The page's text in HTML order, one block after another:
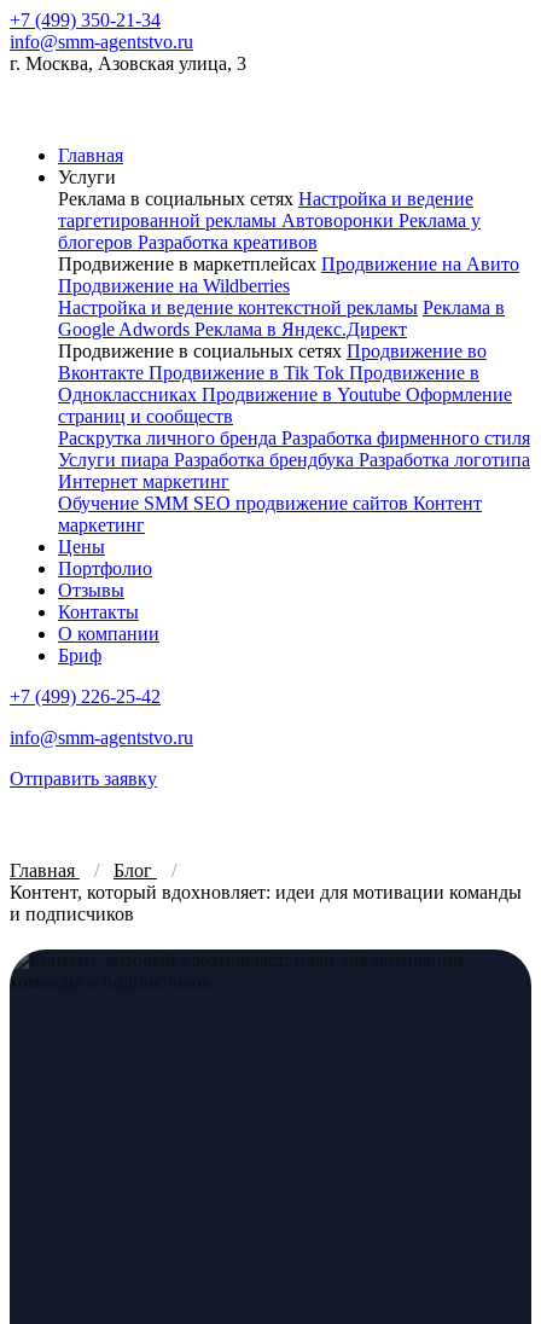
+7 (499) 350-21-34
info@smm-agentstvo.ru
г. Москва, Азовская улица, 3
Главная
Услуги
Реклама в социальных сетях Настройка и ведение
таргетированной рекламы Автоворонки Реклама у
блогеров Разработка креативов
Продвижение в маркетплейсах Продвижение на Авито
Продвижение на Wildberries
Настройка и ведение контекстной рекламы Реклама в
Google Adwords Реклама в Яндекс.Директ
Продвижение в социальных сетях Продвижение во
Вконтакте Продвижение в Tik Tok Продвижение в
Одноклассниках Продвижение в Youtube Оформление
страниц и сообществ
Раскрутка личного бренда Разработка фирменного стиля
Услуги пиара Разработка брендбука Разработка логотипа
Интернет маркетинг
Обучение SMM SEO продвижение сайтов Контент
маркетинг
Цены
Портфолио
Отзывы
Контакты
О компании
Бриф
+7 (499) 226-25-42
info@smm-agentstvo.ru
Отправить заявку
Главная
Блог
Контент, который вдохновляет: идеи для мотивации команды
и подписчиков